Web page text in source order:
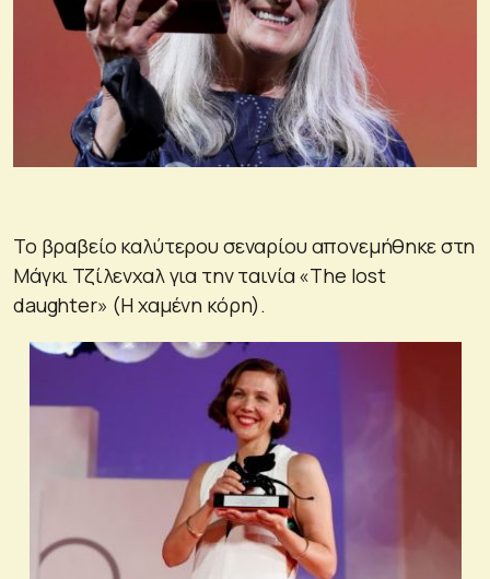
Το βραβείο καλύτερου σεναρίου απονεμήθηκε στη
Μάγκι Τζίλενχαλ για την ταινία «The lost
daughter» (Η χαμένη κόρη).